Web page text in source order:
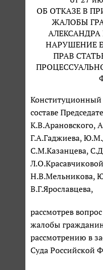
ОБ ОТКАЗЕ В
ЖАЛОБЫ
НАРУШЕНИЕ
ПРАВ
Конституционный
составе
К.В.Арановского,
Г.А.Гаджиева,
С.М.Казанцева,
Н.В.Мельникова,
В.Г.Ярославцева,
рассмотрев
жалобы
рассмотрению в
Суда Российской